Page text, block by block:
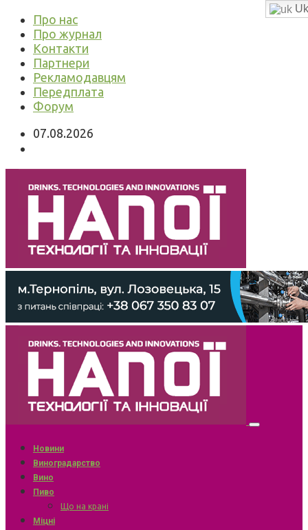
Про нас
Про журнал
Контакти
Партнери
Рекламодавцям
Передплата
Форум
07.08.2026
Новини
Виноградарство
Вино
Пиво
Що на крані
Міцні